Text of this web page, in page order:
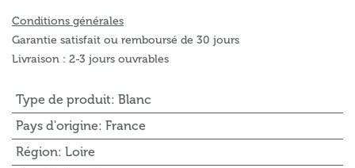
Conditions générales
Garantie satisfait ou remboursé de 30 jours
Livraison : 2-3 jours ouvrables
Type de produit: Blanc
Pays d'origine: France
Région: Loire